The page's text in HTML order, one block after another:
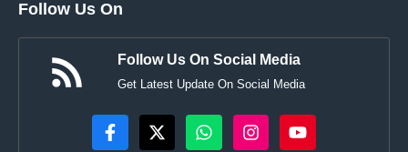
Follow Us On
Follow Us On Social Media
Get Latest Update On Social Media